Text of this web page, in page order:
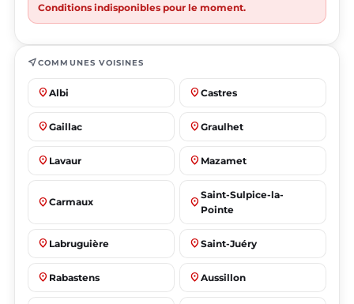
Conditions indisponibles pour le moment.
near_meCOMMUNES VOISINES
place Albi place Castres
place Gaillac place Graulhet
place Lavaur place Mazamet
place Carmaux place
Saint-Sulpice-la-
Pointe
place Labruguière place Saint-Juéry
place Rabastens place Aussillon